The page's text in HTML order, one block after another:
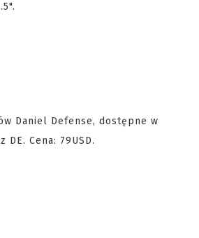
Daniel Defense, dostępne w
Cena: 79USD.